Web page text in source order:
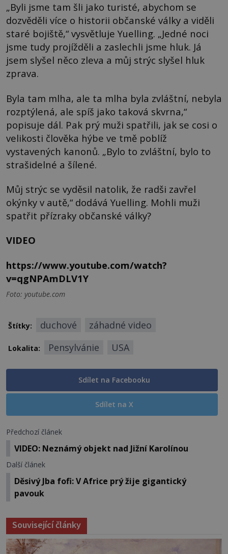
„Byli jsme tam šli jako turisté, abychom se
dozvěděli více o historii občanské války a viděli
staré bojiště,“ vysvětluje Yuelling. „Jedné noci
jsme tudy projížděli a zaslechli jsme hluk. Já
jsem slyšel něco zleva a můj strýc slyšel hluk
zprava.
Byla tam mlha, ale ta mlha byla zvláštní, nebyla
rozptýlená, ale spíš jako taková skvrna,“
popisuje dál. Pak prý muži spatřili, jak se cosi o
velikosti člověka hýbe ve tmě poblíž
vystavených kanonů. „Bylo to zvláštní, bylo to
strašidelné a šílené.
Můj strýc se vyděsil natolik, že radši zavřel
okýnky v autě,“ dodává Yuelling. Mohli muži
spatřit přízraky občanské války?
VIDEO
https://www.youtube.com/watch?
v=qgNPAmDLV1Y
Foto: youtube.com
Štítky: duchové záhadné video
Lokalita: Pensylvánie USA
Sdílet na Facebooku
Sdílet na X
Předchozí článek
VIDEO: Neznámý objekt nad Jižní Karolínou
Další článek
Děsivý Jba fofi: V Africe prý žije gigantický
pavouk
Související články